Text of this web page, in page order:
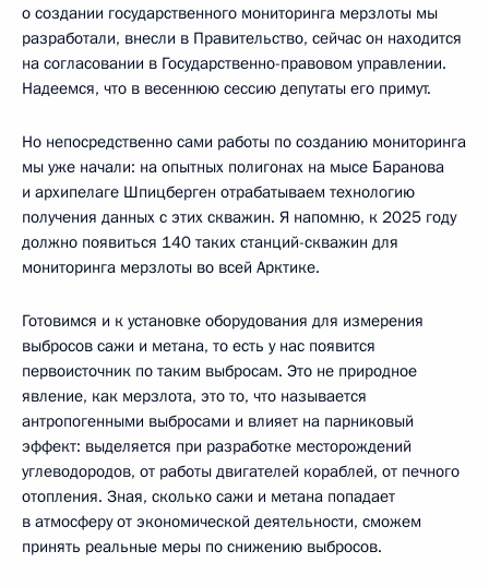
о создании государственного мониторинга мерзлоты мы
разработали, внесли в Правительство, сейчас он находится
на согласовании в Государственно-правовом управлении.
Надеемся, что в весеннюю сессию депутаты его примут.
Но непосредственно сами работы по созданию мониторинга
мы уже начали: на опытных полигонах на мысе Баранова
и архипелаге Шпицберген отрабатываем технологию
получения данных с этих скважин. Я напомню, к 2025 году
должно появиться 140 таких станций-скважин для
мониторинга мерзлоты во всей Арктике.
Готовимся и к установке оборудования для измерения
выбросов сажи и метана, то есть у нас появится
первоисточник по таким выбросам. Это не природное
явление, как мерзлота, это то, что называется
антропогенными выбросами и влияет на парниковый
эффект: выделяется при разработке месторождений
углеводородов, от работы двигателей кораблей, от печного
отопления. Зная, сколько сажи и метана попадает
в атмосферу от экономической деятельности, сможем
принять реальные меры по снижению выбросов.